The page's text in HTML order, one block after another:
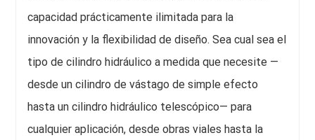
capacidad prácticamente ilimitada para la
innovación y la flexibilidad de diseño. Sea cual sea el
tipo de cilindro hidráulico a medida que necesite —
desde un cilindro de vástago de simple efecto
hasta un cilindro hidráulico telescópico— para
cualquier aplicación, desde obras viales hasta la